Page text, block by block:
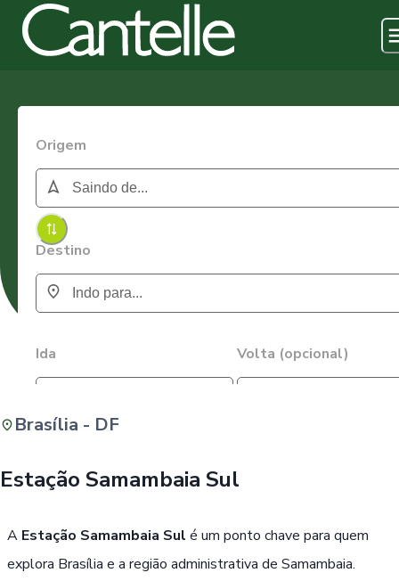
Origem
Destino
Ida Volta (opcional)
Brasília - DF
Estação Samambaia Sul
A Estação Samambaia Sul é um ponto chave para quem
explora Brasília e a região administrativa de Samambaia.